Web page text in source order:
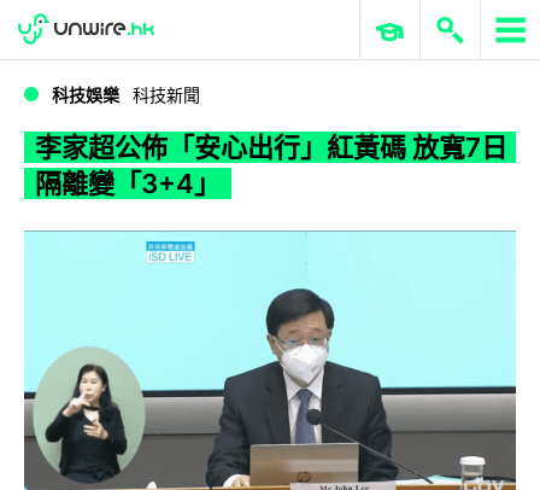
WWDC 2026 ERP 與商業 AI
科技娛樂 科技新聞
李家超公佈「安心出行」紅黃碼 放寬7日
隔離變「3+4」